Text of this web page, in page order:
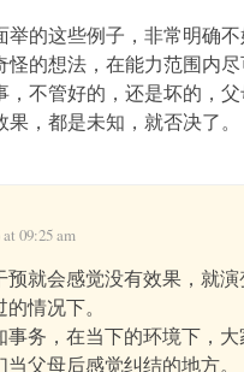
举的这些例子，非常明确
怪的想法，在能力范围内
，不管好的，还是坏的，
，都是未知，就否决了。
09:25 am
预就会感觉没有效果，就
情况下。
事务，在当下的环境下，
父母后感觉纠结的地方。